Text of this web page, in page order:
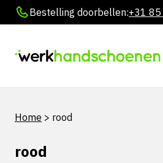
Bestelling doorbellen:+31
Home > rood
rood